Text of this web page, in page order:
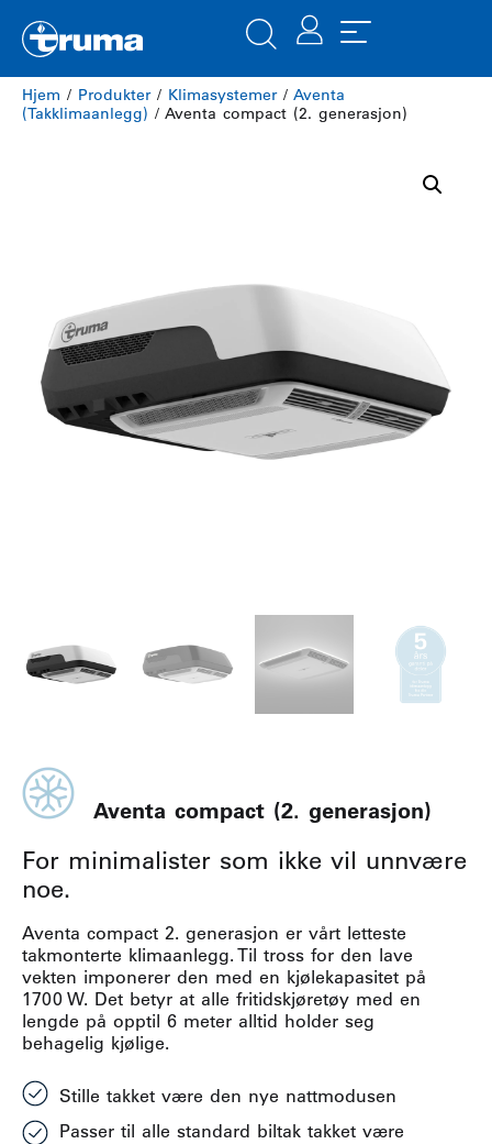
Hjem / Produkter/ Klimasystemer/ Aventa
(Takklimaanlegg) / Aventa compact (2. generasjon)
Aventa compact (2. generasjon)
For minimalister som ikke vil unnvære
noe.
Aventa compact 2. generasjon er vårt letteste
takmonterte klimaanlegg. Til tross for den lave
vekten imponerer den med en kjølekapasitet på
1700 W. Det betyr at alle fritidskjøretøy med en
lengde på opptil 6 meter alltid holder seg
behagelig kjølige.
Stille takket være den nye nattmodusen
Passer til alle standard biltak takket være